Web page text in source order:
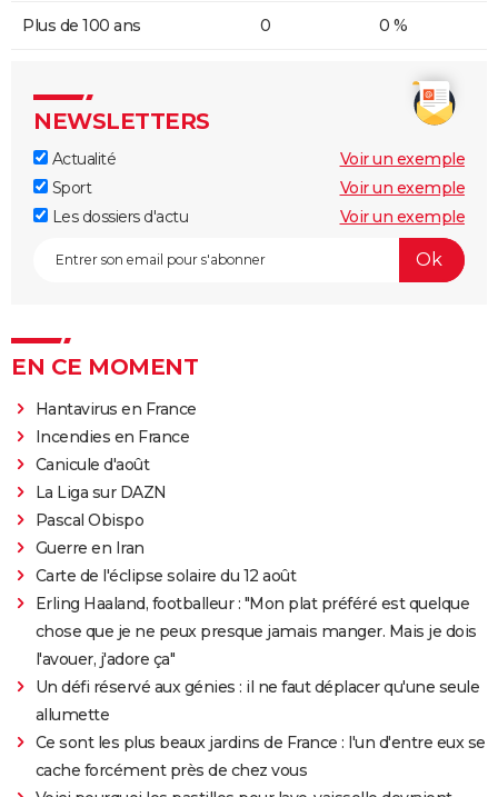
Plus de 100 ans 0 0 %
NEWSLETTERS
Actualité
Voir un exemple
Sport
Voir un exemple
Les dossiers d'actu
Voir un exemple
EN CE MOMENT
Hantavirus en France
Incendies en France
Canicule d'août
La Liga sur DAZN
Pascal Obispo
Guerre en Iran
Carte de l'éclipse solaire du 12 août
Erling Haaland, footballeur : "Mon plat préféré est quelque
chose que je ne peux presque jamais manger. Mais je dois
l'avouer, j'adore ça"
Un défi réservé aux génies : il ne faut déplacer qu'une seule
allumette
Ce sont les plus beaux jardins de France : l'un d'entre eux se
cache forcément près de chez vous